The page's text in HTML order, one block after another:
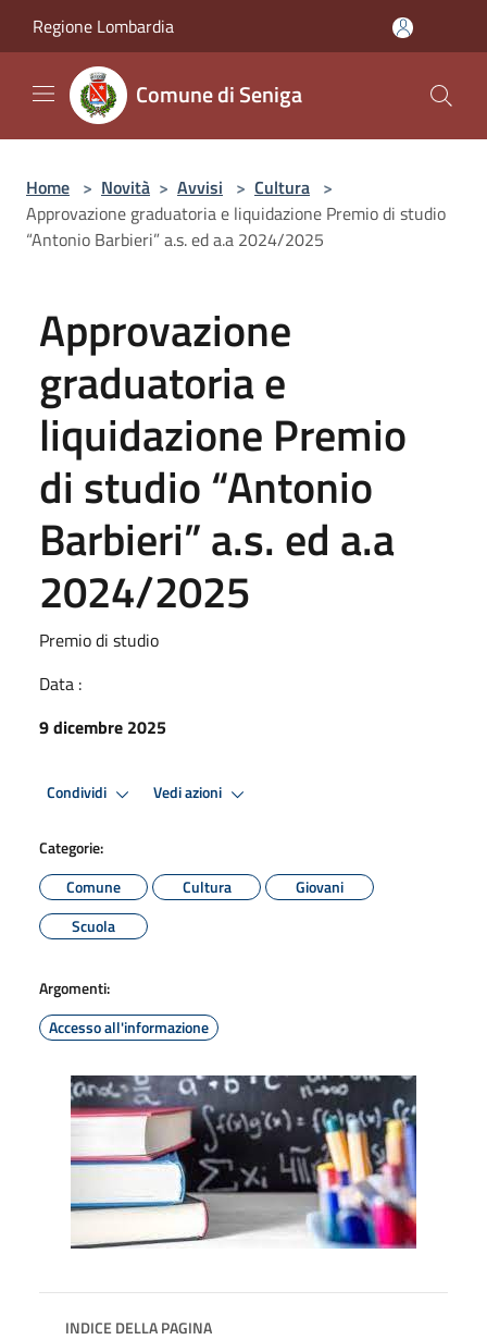
Regione Lombardia
Comune di Seniga
Home > Novità > Avvisi > Cultura >
Approvazione graduatoria e liquidazione Premio di studio
“Antonio Barbieri” a.s. ed a.a 2024/2025
Approvazione
graduatoria e
liquidazione Premio
di studio “Antonio
Barbieri” a.s. ed a.a
2024/2025
Premio di studio
Data :
9 dicembre 2025
Condividi Vedi azioni
Categorie:
Comune
Cultura
Giovani
Scuola
Argomenti:
Accesso all'informazione
INDICE DELLA PAGINA